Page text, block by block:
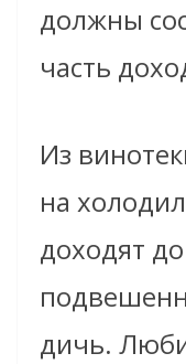
должны
часть
Из
на
доходят
дичь.